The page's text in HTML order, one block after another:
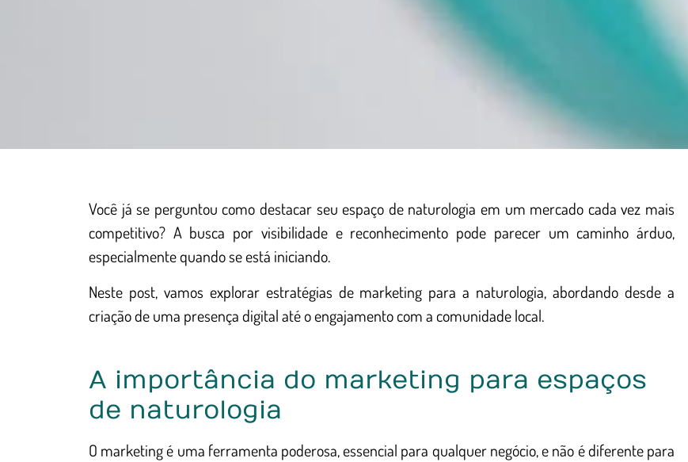
Você já se perguntou como destacar seu espaço de naturologia em um mercado cada vez mais
competitivo? A busca por visibilidade e reconhecimento pode parecer um caminho árduo,
especialmente quando se está iniciando.
Neste post, vamos explorar estratégias de marketing para a naturologia, abordando desde a
criação de uma presença digital até o engajamento com a comunidade local.
A importância do marketing para espaços
de naturologia
O marketing é uma ferramenta poderosa, essencial para qualquer negócio, e não é diferente para